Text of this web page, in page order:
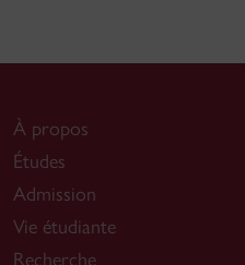
À propos
Études
Admission
Vie étudiante
Recherche